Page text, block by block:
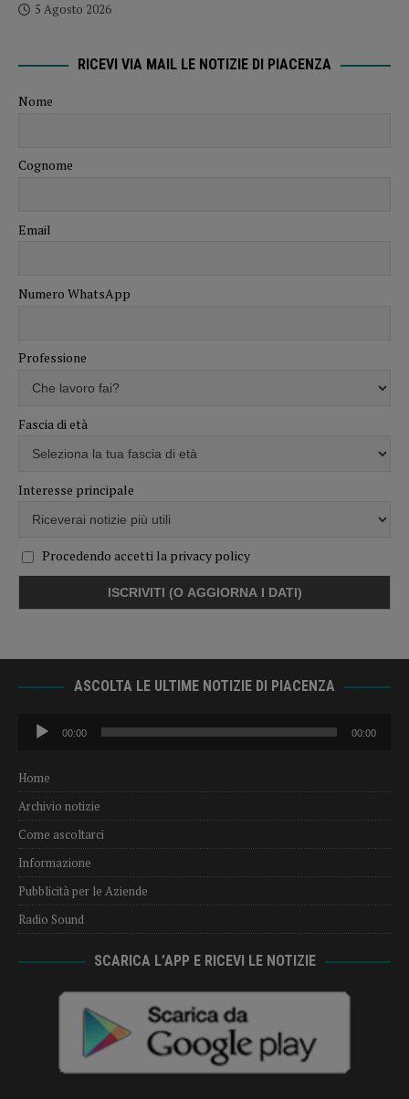
5 Agosto 2026
RICEVI VIA MAIL LE NOTIZIE DI PIACENZA
Nome
Cognome
Email
Numero WhatsApp
Professione
Fascia di età
Interesse principale
Procedendo accetti la privacy policy
ASCOLTA LE ULTIME NOTIZIE DI PIACENZA
Audio
Player
00:00 00:00
Home
Archivio notizie
Come ascoltarci
Informazione
Pubblicità per le Aziende
Radio Sound
SCARICA L’APP E RICEVI LE NOTIZIE